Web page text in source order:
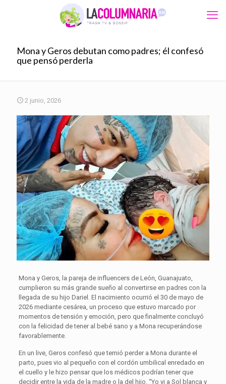
Mona y Geros debutan como padres; él confesó
que pensó perderla
2 junio, 2026
Mona y Geros, la pareja de influencers de León, Guanajuato,
cumplieron su más grande sueño al convertirse en padres con la
llegada de su hijo Dariel. El nacimiento ocurrió el 30 de mayo de
2026 mediante cesárea, un proceso que estuvo marcado por
momentos de tensión y emoción, pero que finalmente concluyó
con la felicidad de tener al bebé sano y a Mona recuperándose
favorablemente.
En un live, Geros confesó que temió perder a Mona durante el
parto, pues vio al pequeño con el cordón umbilical enredado en
el cuello y le hizo pensar que los médicos podrían tener que
decidir entre la vida de la madre o la del hijo. “Yo vi a Sol blanca y